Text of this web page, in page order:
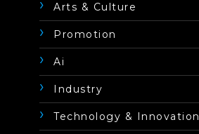
Arts & Culture
Promotion
Ai
Industry
Technology & Innovation